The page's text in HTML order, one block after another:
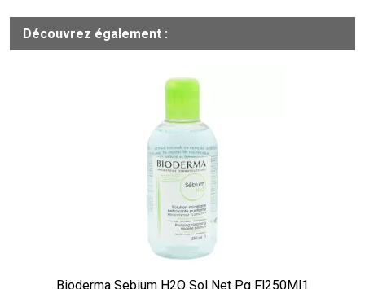
Découvrez également :
Bioderma Sebium H2O Sol Net Pg Fl250Ml1